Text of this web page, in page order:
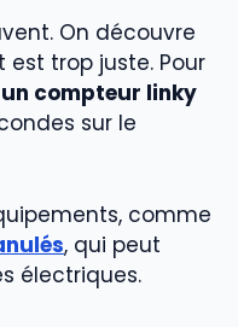
On découvre
trop juste. Pour
compteur linky
sur le
comme
, qui peut
électriques.